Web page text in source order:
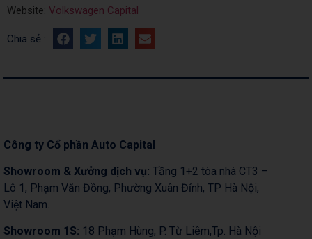
Website: Volkswagen Capital
Chia sẻ :
Công ty Cổ phần Auto Capital
Showroom & Xưởng dịch vụ: Tầng 1+2 tòa nhà CT3 –
Lô 1, Phạm Văn Đồng, Phường Xuân Đỉnh, TP Hà Nội,
Việt Nam.
Showroom 1S: 18 Phạm Hùng, P. Từ Liêm,Tp. Hà Nội